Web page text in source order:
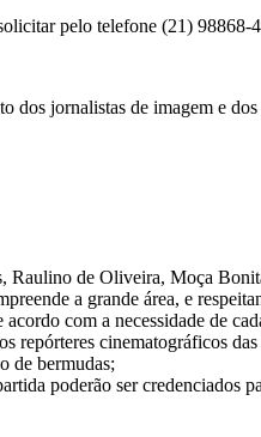
pelo telefone (21) 98868-
jornalistas de imagem e
de Oliveira, Moça
a grande área, e
com a necessidade de
cinematográficos
de bermudas;
poderão ser credenciados